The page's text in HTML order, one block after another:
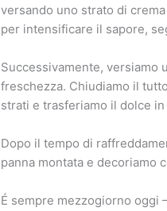
versando uno strato di
per intensificare il sapore,
Successivamente, versiamo
freschezza. Chiudiamo il
strati e trasferiamo il dolce
Dopo il tempo di
panna montata e decoriamo
É sempre mezzogiorno oggi